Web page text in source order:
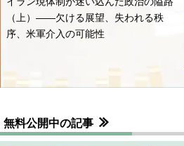
（上）――欠ける展望、失われる秩
序、米軍介入の可能性
無料公開中の記事